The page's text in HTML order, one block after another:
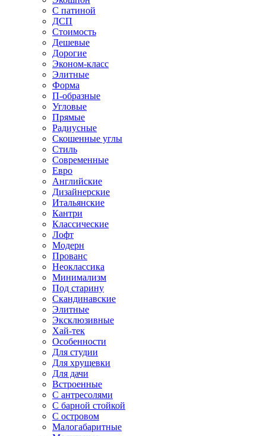
С патиной
ДСП
Стоимость
Дешевые
Дорогие
Эконом-класс
Элитные
Форма
П-образные
Угловые
Прямые
Радиусные
Скошенные углы
Стиль
Современные
Евро
Английские
Дизайнерские
Итальянские
Кантри
Классические
Лофт
Модерн
Прованс
Неоклассика
Минимализм
Под старину
Скандинавские
Элитные
Эксклюзивные
Хай-тек
Особенности
Для студии
Для хрущевки
Для дачи
Встроенные
С антресолями
С барной стойкой
С островом
Малогабаритные